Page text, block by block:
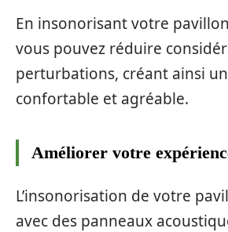
En insonorisant votre
vous pouvez réduire
perturbations, créant ainsi
confortable et agréable.
Améliorer votre
L’insonorisation de votre
avec des panneaux